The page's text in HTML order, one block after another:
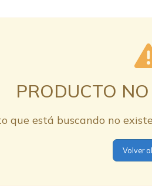
PRODUCTO
que está buscando no
Volver